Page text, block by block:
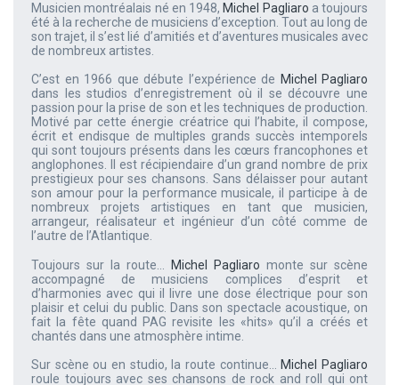
Musicien montréalais né en 1948, Michel Pagliaro a toujours
été à la recherche de musiciens d’exception. Tout au long de
son trajet, il s’est lié d’amitiés et d’aventures musicales avec
de nombreux artistes.
C’est en 1966 que débute l’expérience de Michel Pagliaro
dans les studios d’enregistrement où il se découvre une
passion pour la prise de son et les techniques de production.
Motivé par cette énergie créatrice qui l’habite, il compose,
écrit et endisque de multiples grands succès intemporels
qui sont toujours présents dans les cœurs francophones et
anglophones. Il est récipiendaire d’un grand nombre de prix
prestigieux pour ses chansons. Sans délaisser pour autant
son amour pour la performance musicale, il participe à de
nombreux projets artistiques en tant que musicien,
arrangeur, réalisateur et ingénieur d’un côté comme de
l’autre de l’Atlantique.
Toujours sur la route… Michel Pagliaro monte sur scène
accompagné de musiciens complices d’esprit et
d’harmonies avec qui il livre une dose électrique pour son
plaisir et celui du public. Dans son spectacle acoustique, on
fait la fête quand PAG revisite les «hits» qu’il a créés et
chantés dans une atmosphère intime.
Sur scène ou en studio, la route continue…
Michel Pagliaro
roule toujours avec ses chansons de rock and roll qui ont